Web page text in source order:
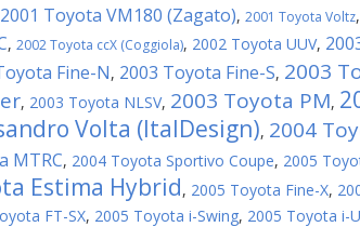
2001 Toyota VM180 (Zagato), 2001 Toyota Voltz,
, 2002 Toyota ccX (Coggiola), 2002 Toyota UUV,
Fine-N, 2003 Toyota Fine-S, 2003
, 2003 Toyota NLSV, 2003 Toyota PM,
Volta (ItalDesign), 2004
MTRC, 2004 Toyota Sportivo Coupe, 2005
Estima Hybrid, 2005 Toyota Fine-X,
FT-SX, 2005 Toyota i-Swing, 2005 Toyota i-